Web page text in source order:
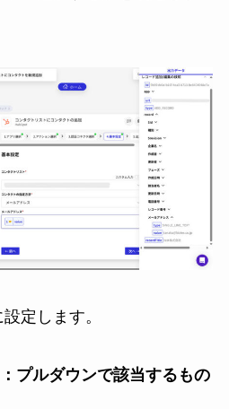
定します。
プルダウンで該当するもの